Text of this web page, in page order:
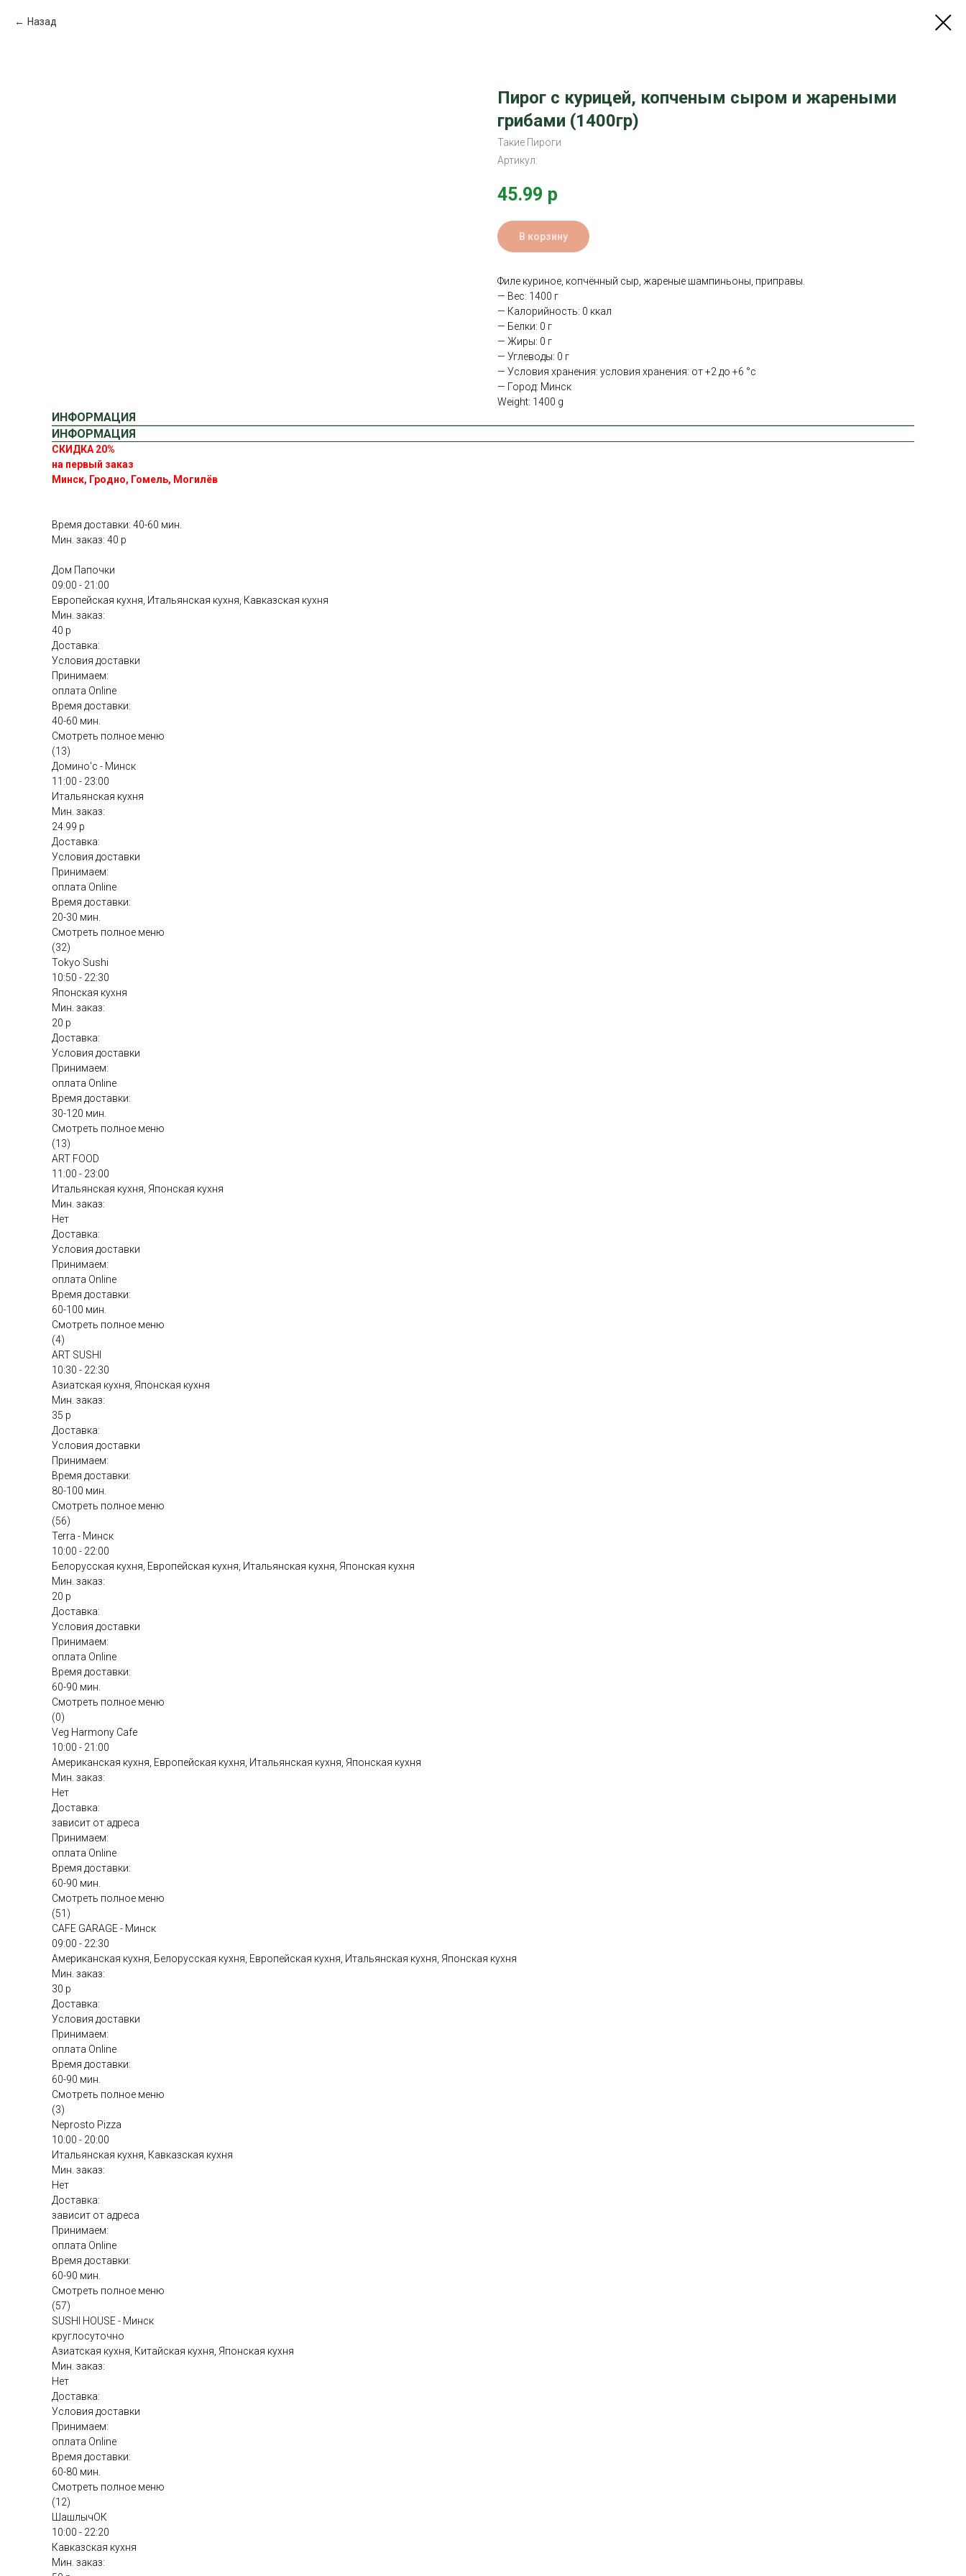
Назад
Пирог с курицей, копченым сыром и жареными
грибами (1400гр)
Такие Пироги
Артикул:
45.99 р
В корзину
Филе куриное, копчённый сыр, жареные шампиньоны, приправы.
— Вес: 1400 г
— Калорийность: 0 ккал
— Белки: 0 г
— Жиры: 0 г
— Углеводы: 0 г
— Условия хранения: условия хранения: от +2 до +6 °с
— Город: Минск
Weight: 1400 g
ИНФОРМАЦИЯ
ИНФОРМАЦИЯ
СКИДКА 20%
на первый заказ
Минск, Гродно, Гомель, Могилёв
Время доставки: 40-60 мин.
Мин. заказ: 40 р
Дом Папочки
09:00 - 21:00
Европейская кухня, Итальянская кухня, Кавказская кухня
Мин. заказ:
40 р
Доставка:
Условия доставки
Принимаем:
оплата Online
Время доставки:
40-60 мин.
Смотреть полное меню
(13)
Домино'с - Минск
11:00 - 23:00
Итальянская кухня
Мин. заказ:
24.99 р
Доставка:
Условия доставки
Принимаем:
оплата Online
Время доставки:
20-30 мин.
Смотреть полное меню
(32)
Tokyo Sushi
10:50 - 22:30
Японская кухня
Мин. заказ:
20 р
Доставка:
Условия доставки
Принимаем:
оплата Online
Время доставки:
30-120 мин.
Смотреть полное меню
(13)
ART FOOD
11:00 - 23:00
Итальянская кухня, Японская кухня
Мин. заказ:
Нет
Доставка:
Условия доставки
Принимаем:
оплата Online
Время доставки:
60-100 мин.
Смотреть полное меню
(4)
ART SUSHI
10:30 - 22:30
Азиатская кухня, Японская кухня
Мин. заказ:
35 р
Доставка:
Условия доставки
Принимаем:
Время доставки:
80-100 мин.
Смотреть полное меню
(56)
Terra - Минск
10:00 - 22:00
Белорусская кухня, Европейская кухня, Итальянская кухня, Японская кухня
Мин. заказ:
20 р
Доставка:
Условия доставки
Принимаем:
оплата Online
Время доставки:
60-90 мин.
Смотреть полное меню
(0)
Veg Harmony Cafe
10:00 - 21:00
Американская кухня, Европейская кухня, Итальянская кухня, Японская кухня
Мин. заказ:
Нет
Доставка:
зависит от адреса
Принимаем:
оплата Online
Время доставки:
60-90 мин.
Смотреть полное меню
(51)
CAFE GARAGE - Минск
09:00 - 22:30
Американская кухня, Белорусская кухня, Европейская кухня, Итальянская кухня, Японская кухня
Мин. заказ:
30 р
Доставка:
Условия доставки
Принимаем:
оплата Online
Время доставки:
60-90 мин.
Смотреть полное меню
(3)
Neprosto Pizza
10:00 - 20:00
Итальянская кухня, Кавказская кухня
Мин. заказ:
Нет
Доставка:
зависит от адреса
Принимаем:
оплата Online
Время доставки:
60-90 мин.
Смотреть полное меню
(57)
SUSHI HOUSE - Минск
круглосуточно
Азиатская кухня, Китайская кухня, Японская кухня
Мин. заказ:
Нет
Доставка:
Условия доставки
Принимаем:
оплата Online
Время доставки:
60-80 мин.
Смотреть полное меню
(12)
ШашлычОК
10:00 - 22:20
Кавказская кухня
Мин. заказ: